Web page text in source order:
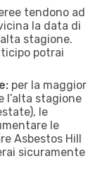
tendono ad
la data di
stagione.
potrai
per la maggior
l’alta stagione
le
le
Asbestos Hill
sicuramente